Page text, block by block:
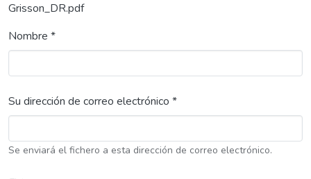
Grisson_DR.pdf
Nombre *
Su dirección de correo electrónico *
Se enviará el fichero a esta dirección de correo electrónico.